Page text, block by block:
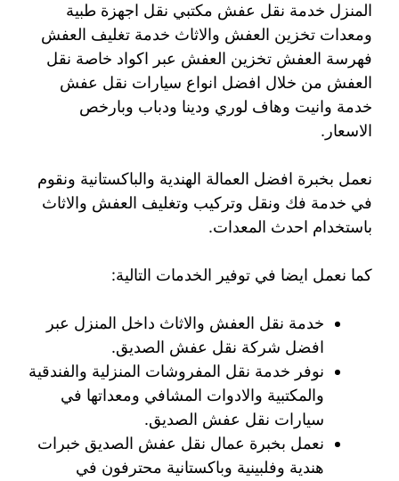
المنزل خدمة نقل عفش مكتبي نقل اجهزة طبية
ومعدات تخزين العفش والاثاث خدمة تغليف العفش
فهرسة العفش تخزين العفش عبر اكواد خاصة نقل
العفش من خلال افضل انواع سيارات نقل عفش
خدمة وانيت وهاف لوري ودينا ودباب وبارخص
الاسعار.
نعمل بخبرة افضل العمالة الهندية والباكستانية ونقوم
في خدمة فك ونقل وتركيب وتغليف العفش والاثاث
باستخدام احدث المعدات.
كما نعمل ايضا في توفير الخدمات التالية:
خدمة نقل العفش والاثاث داخل المنزل عبر
افضل شركة نقل عفش الصديق.
نوفر خدمة نقل المفروشات المنزلية والفندقية
والمكتبية والادوات المشافي ومعداتها في
سيارات نقل عفش الصديق.
نعمل بخبرة عمال نقل عفش الصديق خبرات
هندية وفلبينية وباكستانية محترفون في